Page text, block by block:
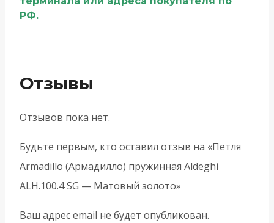
РФ.
Отзывы
Отзывов пока нет.
Будьте первым, кто оставил отзыв на «Петля
Armadillo (Армадилло) пружинная Aldeghi
ALH.100.4 SG — Матовый золото»
Ваш адрес email не будет опубликован.